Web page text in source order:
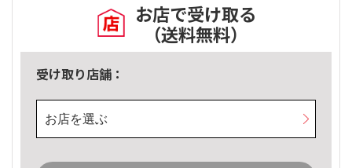
お店で受け取る
（送料無料）
受け取り店舗：
お店を選ぶ